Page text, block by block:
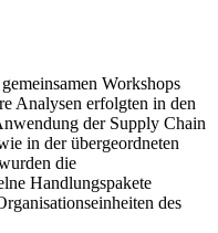
Workshops
Analysen erfolgten in den
der Supply Chain
in der übergeordneten
die
Handlungspakete
des